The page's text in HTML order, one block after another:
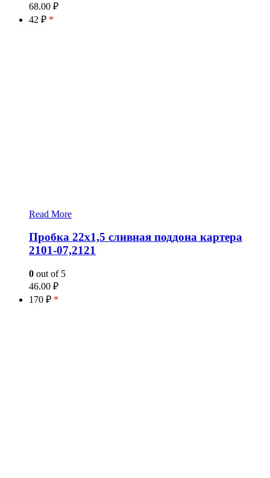
68.00 ₽
42 ₽ *
Read More
Пробка 22х1,5 сливная поддона картера
2101-07,2121
0 out of 5
46.00 ₽
170 ₽ *